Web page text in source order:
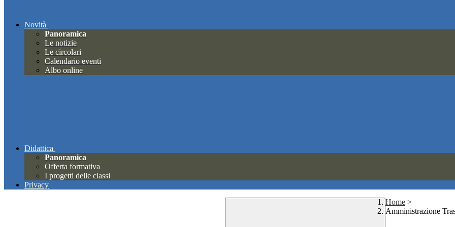
Novità
Panoramica
Le notizie
Le circolari
Calendario eventi
Albo online
Didattica
Panoramica
Offerta formativa
I progetti delle classi
Privacy
Home >
Amministrazione